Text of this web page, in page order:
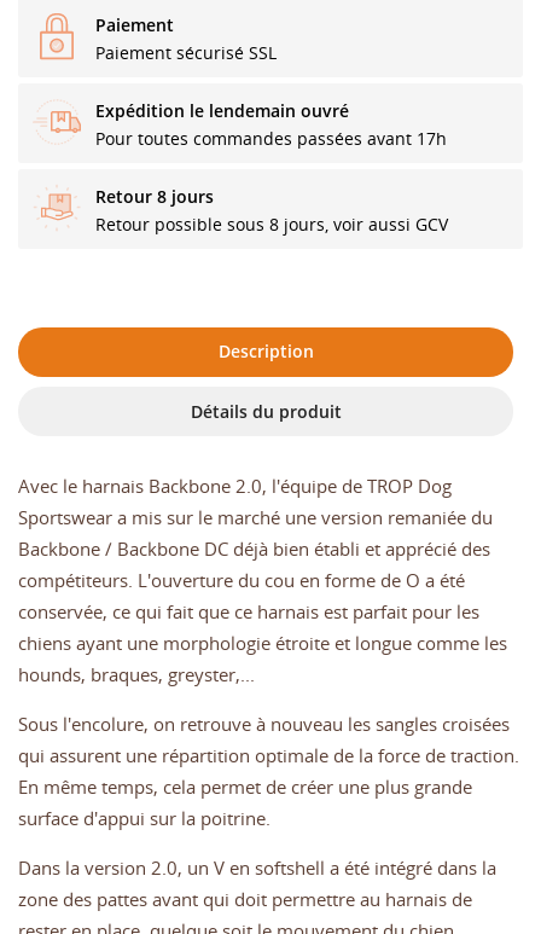
Paiement
Paiement sécurisé SSL
Expédition le lendemain ouvré
Pour toutes commandes passées avant 17h
Retour 8 jours
Retour possible sous 8 jours, voir aussi GCV
Description
Détails du produit
Avec le harnais Backbone 2.0, l'équipe de TROP Dog
Sportswear a mis sur le marché une version remaniée du
Backbone / Backbone DC déjà bien établi et apprécié des
compétiteurs. L'ouverture du cou en forme de O a été
conservée, ce qui fait que ce harnais est parfait pour les
chiens ayant une morphologie étroite et longue comme les
hounds, braques, greyster,...
Sous l'encolure, on retrouve à nouveau les sangles croisées
qui assurent une répartition optimale de la force de traction.
En même temps, cela permet de créer une plus grande
surface d'appui sur la poitrine.
Dans la version 2.0, un V en softshell a été intégré dans la
zone des pattes avant qui doit permettre au harnais de